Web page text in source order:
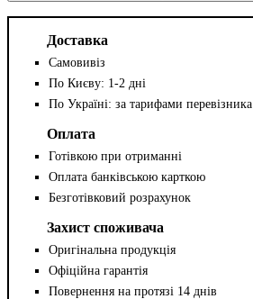
Доставка
Самовивіз
По Києву: 1-2 дні
По Україні: за тарифами перевізника
Оплата
Готівкою при отриманні
Оплата банківською карткою
Безготівковий розрахунок
Захист споживача
Оригінальна продукція
Офіційна гарантія
Повернення на протязі 14 днів